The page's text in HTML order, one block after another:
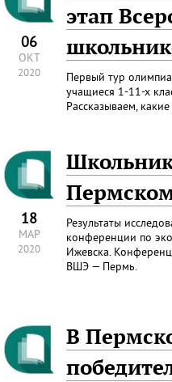
06
ОКТ
2020
этап
Первый тур
учащиеся 1-11-х
Рассказываем,
18
МАР
2020
Результаты
конференции по
Ижевска.
ВШЭ — Пермь.
В